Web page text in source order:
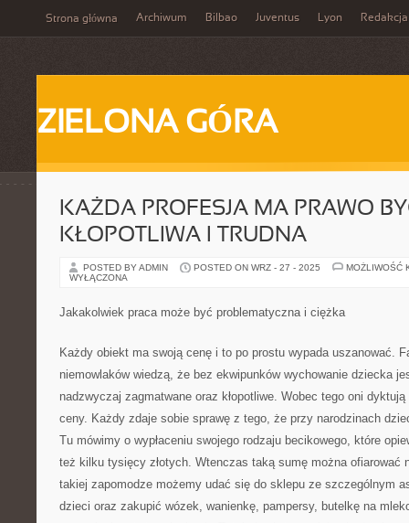
Strona główna Archiwum Bilbao Juventus Lyon Redakcja
ZIELONA GÓRA
KAŻDA PROFESJA MA PRAWO
KŁOPOTLIWA I TRUDNA
POSTED BY ADMIN POSTED ON WRZ - 27 - 2025
MOŻLIWOŚĆ
WYŁĄCZONA
Jakakolwiek praca może być problematyczna i ciężka
Każdy obiekt ma swoją cenę i to po prostu wypada uszanować.
niemowlaków wiedzą, że bez ekwipunków wychowanie dziecka
nadzwyczaj zagmatwane oraz kłopotliwe. Wobec tego oni
ceny. Każdy zdaje sobie sprawę z tego, że przy narodzinach
Tu mówimy o wypłaceniu swojego rodzaju becikowego, które
też kilku tysięcy złotych. Wtenczas taką sumę można ofiarować
takiej zapomodze możemy udać się do sklepu ze szczególnym
dzieci oraz zakupić wózek, wanienkę, pampersy, butelkę na